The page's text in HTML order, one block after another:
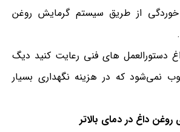
خوردگی از طریق سیستم گرمایش روغن
دستورالعمل های فنی رعایت کنید دیگ
نمی‌شود که در هزینه نگهداری بسیار